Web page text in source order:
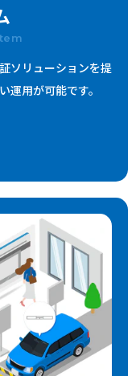
ソリューションを提
運用が可能です。